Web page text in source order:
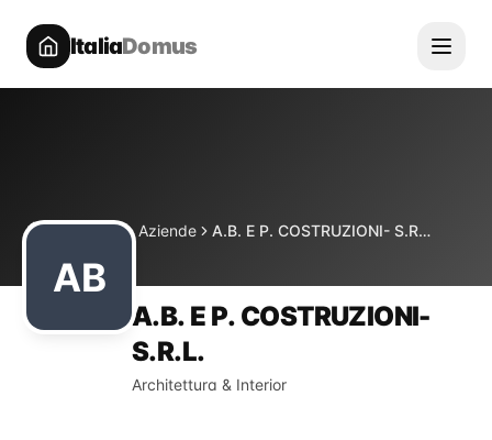
ItaliaDomus
HomeDirectory Aziende A.B. E P. COSTRUZIONI- S.R.L.
AB
A.B. E P. COSTRUZIONI-
S.R.L.
Architettura & Interior